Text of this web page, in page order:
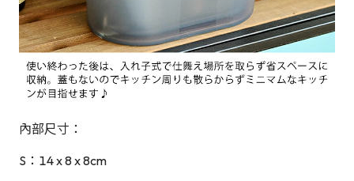
內部尺寸：
S：14 x 8 x 8cm